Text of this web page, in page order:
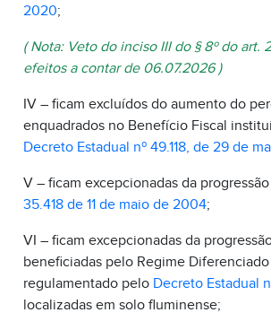
2020;
( Nota: Veto do inciso III do § 8º do
efeitos a contar de 06.07.2026 )
IV – ficam excluídos do aumento do
enquadrados no Benefício Fiscal
Decreto Estadual nº 49.118, de 29 de
V – ficam excepcionadas da
35.418 de 11 de maio de 2004;
VI – ficam excepcionadas da
beneficiadas pelo Regime
regulamentado pelo Decreto Estadual
localizadas em solo fluminense;